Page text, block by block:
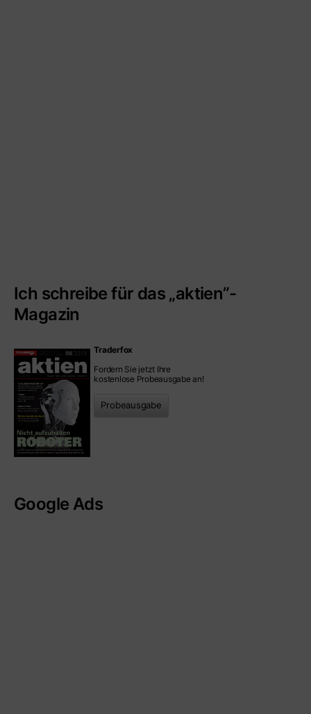
Ich schreibe für das „aktien”-
Magazin
Traderfox
Fordern Sie jetzt Ihre
kostenlose Probeausgabe an!
Probeausgabe
Google Ads